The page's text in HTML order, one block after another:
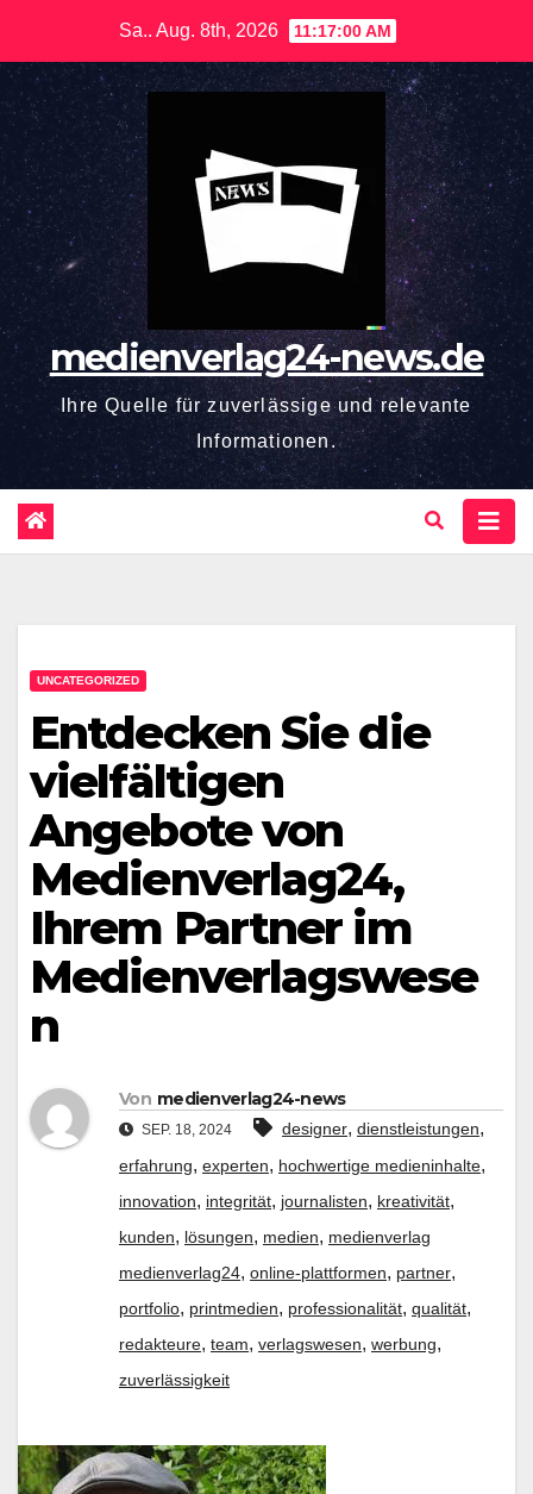
springen
Sa.. Aug. 8th, 2026 11:17:01 AM
medienverlag24-news.de
Ihre Quelle für zuverlässige und relevante
Informationen.
UNCATEGORIZED
Entdecken Sie die
vielfältigen
Angebote von
Medienverlag24,
Ihrem Partner im
Medienverlagswese
n
Von medienverlag24-news
SEP. 18, 2024 designer, dienstleistungen,
erfahrung, experten, hochwertige medieninhalte,
innovation, integrität, journalisten, kreativität,
kunden, lösungen, medien, medienverlag
medienverlag24, online-plattformen, partner,
portfolio, printmedien, professionalität, qualität,
redakteure, team, verlagswesen, werbung,
zuverlässigkeit